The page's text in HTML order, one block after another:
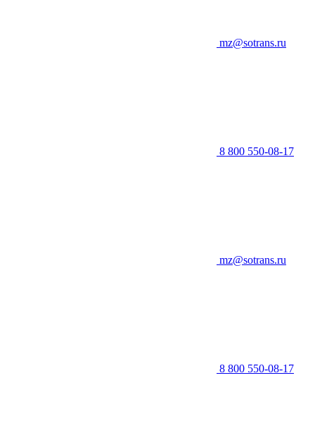
mz@sotrans.ru
8 800 550-08-17
mz@sotrans.ru
8 800 550-08-17